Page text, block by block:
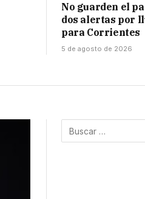
No guarden el
dos alertas por
para Corrientes
5 de agosto de 2026